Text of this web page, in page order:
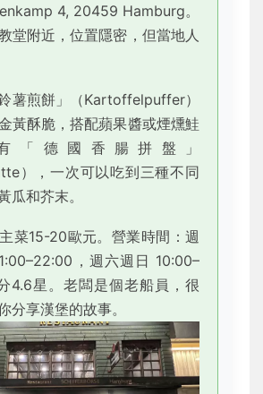
4, 20459 Hamburg。
堂附近，位置隱密，但當地人
薯煎餅」（Kartoffelpuffer）
黃酥脆，搭配蘋果醬或煙燻鮭
「德國香腸拼盤」
），一次可以吃到三種不同
瓜和芥末。
菜15-20歐元。營業時間：週
，週六週日 10:00–
4.6星。老闆是個老船員，很
分享漢堡的故事。